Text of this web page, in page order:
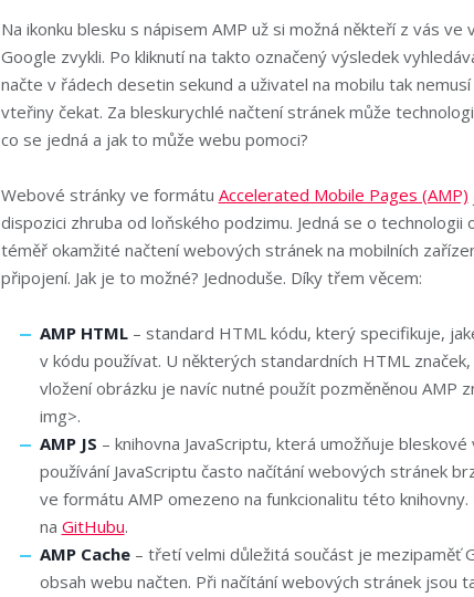
Na ikonku blesku s nápisem AMP už si možná někteří z vás ve
Google zvykli. Po kliknutí na takto označený výsledek
načte v řádech desetin sekund a uživatel na mobilu tak
vteřiny čekat. Za bleskurychlé načtení stránek může
co se jedná a jak to může webu pomoci?
Webové stránky ve formátu Accelerated Mobile Pages (AMP)
dispozici zhruba od loňského podzimu. Jedná se o technologii
téměř okamžité načtení webových stránek na mobilních
připojení. Jak je to možné? Jednoduše. Díky třem věcem:
AMP HTML– standard HTML kódu, který specifikuje,
v kódu používat. U některých standardních HTML
vložení obrázku je navíc nutné použít pozměněnou AMP
img>.
AMP JS – knihovna JavaScriptu, která umožňuje
používání JavaScriptu často načítání webových stránek
ve formátu AMP omezeno na funkcionalitu této knihovny.
na GitHubu.
AMP Cache– třetí velmi důležitá součást je mezipaměť
obsah webu načten. Při načítání webových stránek jsou